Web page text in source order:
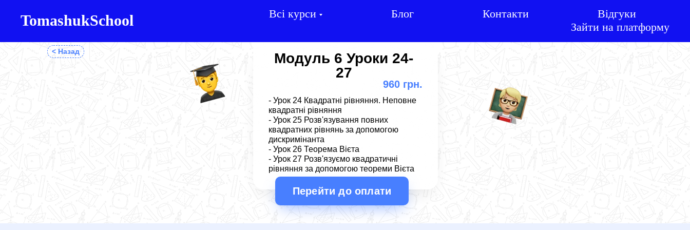
TomashukSchool Всі курси Блог Контакти
Відгуки
Зайти на платформу
Модуль 6 Уроки 24-
27
960 грн.
Перейти до оплати
- Урок 24 Квадратні рівняння. Неповне
квадратні рівняння
- Урок 25 Розв'язування повних
квадратних рівнянь за допомогою
дискримінанта
- Урок 26 Теорема Вієта
- Урок 27 Розв'язуємо квадратичні
рівняння за допомогою теореми Вієта
< Назад